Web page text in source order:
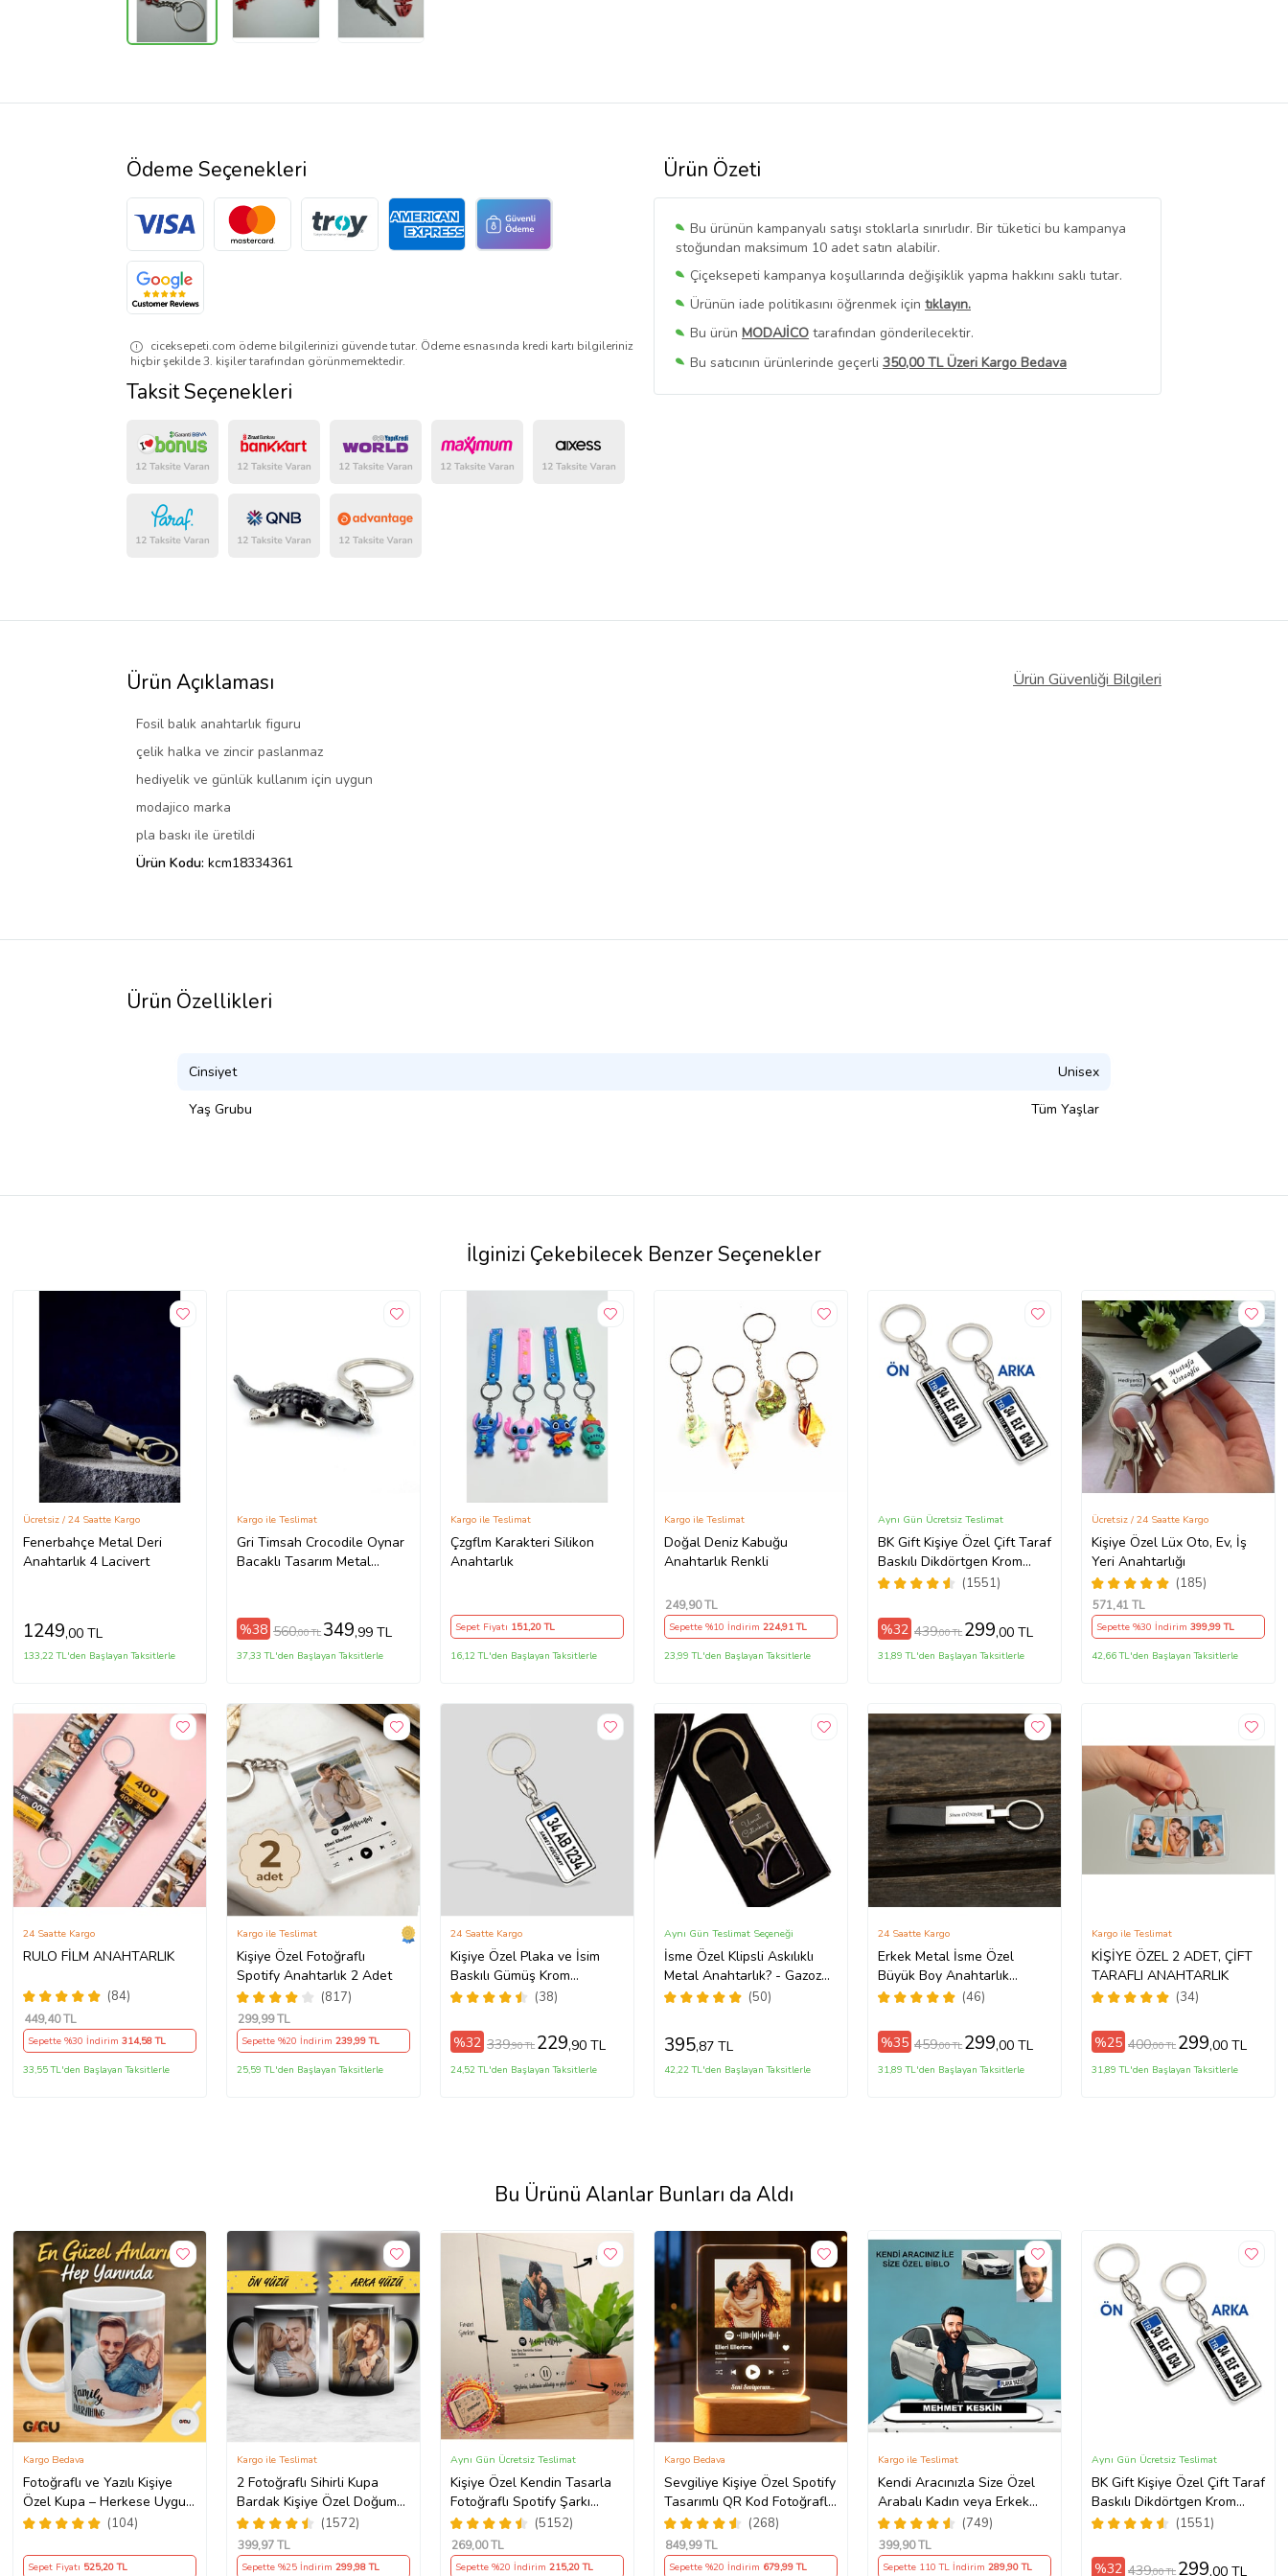
Ürün Özeti
Bu ürünün kampanyalı satışı stoklarla sınırlıdır. Bir tüketici bu kampanya
stoğundan maksimum 10 adet satın alabilir.
Çiçeksepeti kampanya koşullarında değişiklik yapma hakkını saklı tutar.
Ürünün iade politikasını öğrenmek için tıklayın.
Bu ürün MODAJİCO tarafından gönderilecektir.
Bu satıcının ürünlerinde geçerli 350,00 TL Üzeri Kargo Bedava
Bu SatıcınınTüm Ürünlerini Görüntüle
Ödeme Seçenekleri
ciceksepeti.com ödeme bilgilerinizi güvende tutar. Ödeme esnasında kredi kartı bilgileriniz
hiçbir şekilde 3. kişiler tarafından görünmemektedir.
Taksit Seçenekleri
Ürün Açıklaması Ürün Güvenliği Bilgileri
Fosil balık anahtarlık figuru
çelik halka ve zincir paslanmaz
hediyelik ve günlük kullanım için uygun
modajico marka
pla baskı ile üretildi
Ürün Kodu: kcm18334361
Ürün Özellikleri
Cinsiyet Unisex
Yaş Grubu Tüm Yaşlar
İlginizi Çekebilecek Benzer Seçenekler
Fenerbahçe Metal Deri
Anahtarlık 4 Lacivert
Ücretsiz / 24 Saatte Kargo
1249,00 TL
133,22 TL'den Başlayan Taksitlerle
Gri Timsah Crocodile Oynar
Bacaklı Tasarım Metal
Kargo ile Teslimat
%38 560,00 TL 349,99 TL
37,33 TL'den Başlayan Taksitlerle
Çzgflm Karakteri Silikon
Anahtarlık
Kargo ile Teslimat
Sepet Fiyatı 151,20 TL
16,12 TL'den Başlayan Taksitlerle
Doğal Deniz Kabuğu
Anahtarlık Renkli
Kargo ile Teslimat
249,90 TL
Sepette %10 İndirim 224,91 TL
23,99 TL'den Başlayan Taksitlerle
BK Gift Kişiye Özel Çift Taraf
Baskılı Dikdörtgen Krom
Plaka Anahtarlık, Babaya
Hediye, Doğum Günü
Hediyesi
(1551)
Aynı Gün Ücretsiz Teslimat
%32 439,00 TL 299,00 TL
31,89 TL'den Başlayan Taksitlerle
Kişiye Özel Lüx Oto, Ev, İş
Yeri Anahtarlığı
(185)
Ücretsiz / 24 Saatte Kargo
571,41 TL
Sepette %30 İndirim399,99 TL
42,66 TL'den Başlayan Taksitlerle
RULO FİLM ANAHTARLIK
(84)
24 Saatte Kargo
449,40 TL
Sepette %30 İndirim 314,58 TL
33,55 TL'den Başlayan Taksitlerle
Kişiye Özel Fotoğraflı
Spotify Anahtarlık 2 Adet
(817)
Kargo ile Teslimat
299,99 TL
Sepette %20 İndirim 239,99 TL
25,59 TL'den Başlayan Taksitlerle
Kişiye Özel Plaka ve İsim
Baskılı Gümüş Krom
Anahtarlık
(38)
24 Saatte Kargo
%32 339,90 TL 229,90 TL
24,52 TL'den Başlayan Taksitlerle
İsme Özel Klipsli Askılıklı
Metal Anahtarlık? - Gazoz
Açacağı
(50)
Aynı Gün Teslimat Seçeneği
395,87 TL
42,22 TL'den Başlayan Taksitlerle
Erkek Metal İsme Özel
Büyük Boy Anahtarlık
Kutulu
(46)
24 Saatte Kargo
%35 459,00 TL 299,00 TL
31,89 TL'den Başlayan Taksitlerle
KİŞİYE ÖZEL 2 ADET, ÇİFT
TARAFLI ANAHTARLIK
(34)
Kargo ile Teslimat
%25 400,00 TL 299,00 TL
31,89 TL'den Başlayan Taksitlerle
Bu Ürünü Alanlar Bunları da Aldı
Fotoğraflı ve Yazılı Kişiye
Özel Kupa – Herkese Uygun
Anlamlı Hediye Porselen(104)
Kargo Bedava
Sepet Fiyatı 525,20 TL
2 Fotoğraflı Sihirli Kupa
Bardak Kişiye Özel Doğum
Günü Hediyesi Sevgiliye
Hediye Anneye Babaya
Ablaya Abiye Kız Erkek
(1572)
Kargo ile Teslimat
399,97 TL
Sepette %25 İndirim 299,98 TL
Kişiye Özel Kendin Tasarla
Fotoğraflı Spotify Şarkı
Barkodlu Masaüstü Plak
Fotoğraf Çerçevesi
(5152)
Aynı Gün Ücretsiz Teslimat
269,00 TL
Sepette %20 İndirim 215,20 TL
Sevgiliye Kişiye Özel Spotify
Tasarımlı QR Kod Fotoğraflı
LED Gece Lambası Ahşap
Kaideli Hediye
(268)
Kargo Bedava
849,99 TL
Sepette %20 İndirim 679,99 TL
Kendi Aracınızla Size Özel
Arabalı Kadın veya Erkek
Tasarımlı Karikatür Biblo ,
Babalar Günü Hediyesi,
Erkeğe Hediye, Rent A Car
(749)
Kargo ile Teslimat
399,90 TL
Sepette 110 TL İndirim289,90 TL
BK Gift Kişiye Özel Çift Taraf
Baskılı Dikdörtgen Krom
Plaka Anahtarlık, Babaya
Hediye, Doğum Günü
(1551)
Aynı Gün Ücretsiz Teslimat
%32 439,00 TL 299,00 TL